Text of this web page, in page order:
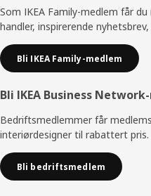
Som IKEA Family-medlem får
handler, inspirerende
Bli IKEA Family-medlem
Bli IKEA Business
Bedriftsmedlemmer får
interiørdesigner til rabattert pris.
Bli bedriftsmedlem